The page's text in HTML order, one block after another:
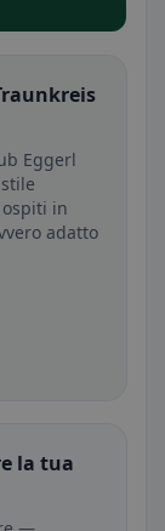
Eggerl
in
adatto
la tua